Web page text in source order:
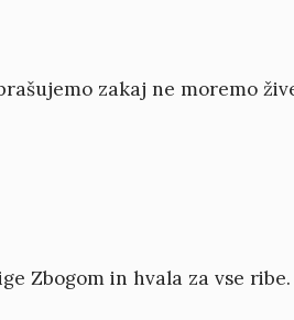
zakaj ne moremo
Zbogom in hvala za vse